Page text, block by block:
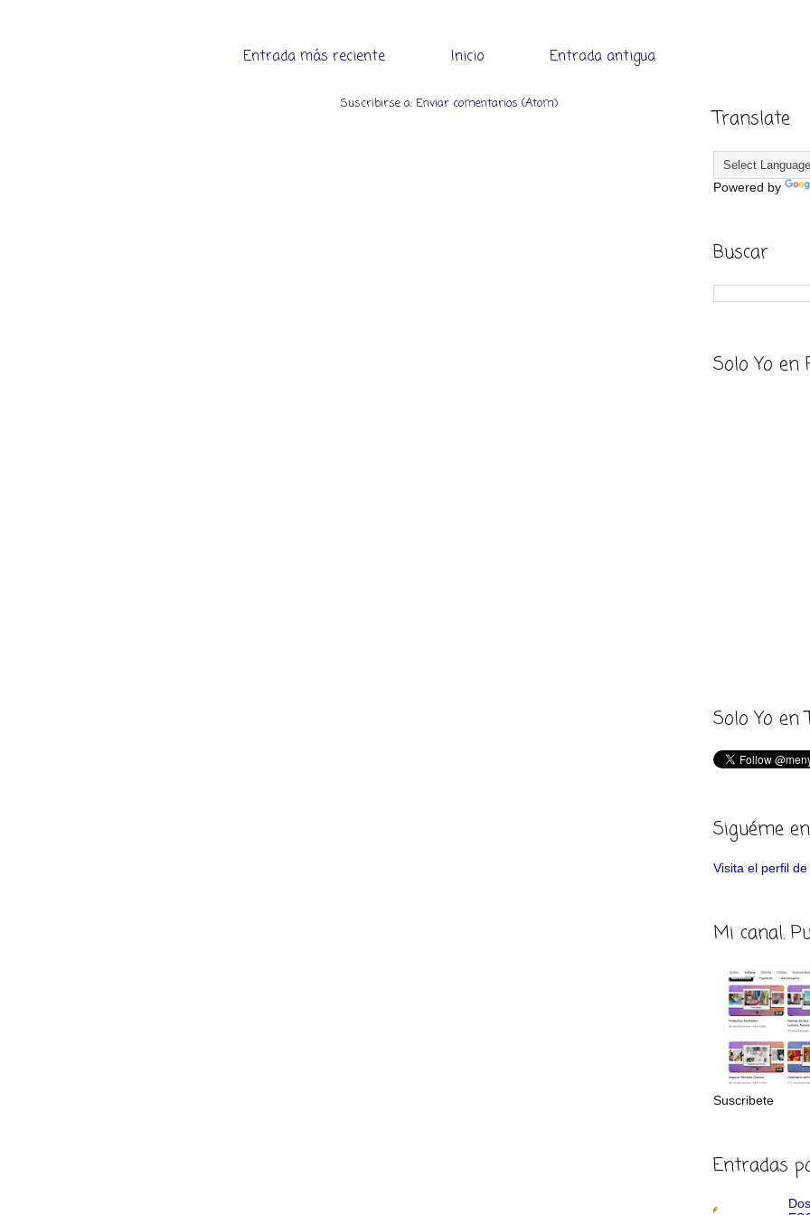
Entrada más reciente Entrada antigua
Inicio
Suscribirse a: Enviar comentarios (Atom)
Translate
Powered by
Buscar
Solo Yo en
Solo Yo en
Siguéme
Visita el perfil
Mi canal.
Suscribete
Entradas